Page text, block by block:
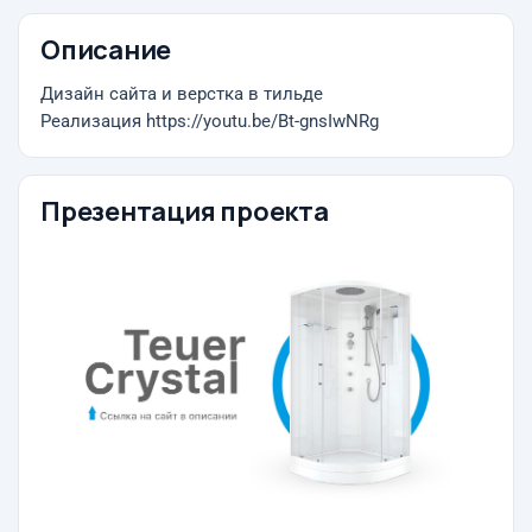
Описание
Дизайн сайта и верстка в тильде
Реализация https://youtu.be/Bt-gnsIwNRg
Презентация проекта